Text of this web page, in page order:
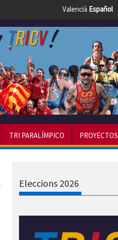
Valencià Español
TRI PARALÍMPICO PROYECTOS
Eleccions 2026